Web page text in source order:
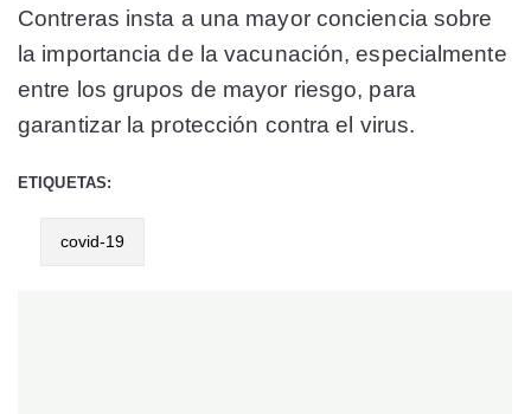
Contreras insta a una mayor conciencia sobre
la importancia de la vacunación, especialmente
entre los grupos de mayor riesgo, para
garantizar la protección contra el virus.
ETIQUETAS:
covid-19